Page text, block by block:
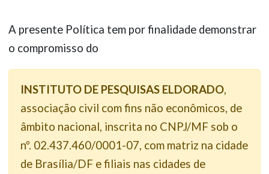
A presente Política tem por finalidade demonstrar
o compromisso do
INSTITUTO DE PESQUISAS ELDORADO,
associação civil com fins não econômicos, de
âmbito nacional, inscrita no CNPJ/MF sob o
nº. 02.437.460/0001-07, com matriz na cidade
de Brasília/DF e filiais nas cidades de